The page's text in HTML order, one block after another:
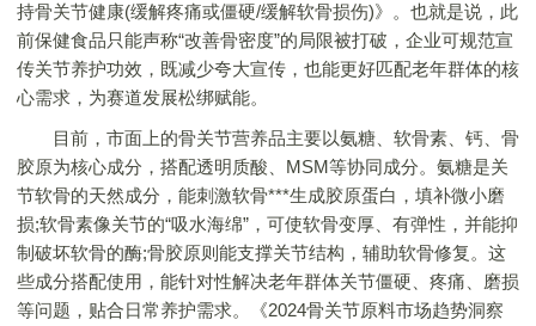
持骨关节健康(缓解疼痛或僵硬/缓解软骨损伤)》。也就是说，此
前保健食品只能声称“改善骨密度”的局限被打破，企业可规范宣
传关节养护功效，既减少夸大宣传，也能更好匹配老年群体的核
心需求，为赛道发展松绑赋能。
目前，市面上的骨关节营养品主要以氨糖、软骨素、钙、骨
胶原为核心成分，搭配透明质酸、MSM等协同成分。氨糖是关
节软骨的天然成分，能刺激软骨***生成胶原蛋白，填补微小磨
损;软骨素像关节的“吸水海绵”，可使软骨变厚、有弹性，并能抑
制破坏软骨的酶;骨胶原则能支撑关节结构，辅助软骨修复。这
些成分搭配使用，能针对性解决老年群体关节僵硬、疼痛、磨损
等问题，贴合日常养护需求。《2024骨关节原料市场趋势洞察